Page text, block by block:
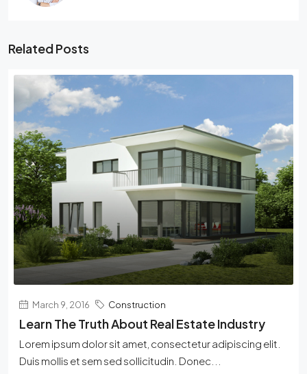
Related Posts
March 9, 2016 Construction
Learn The Truth About Real Estate Industry
Lorem ipsum dolor sit amet, consectetur adipiscing elit.
Duis mollis et sem sed sollicitudin. Donec...